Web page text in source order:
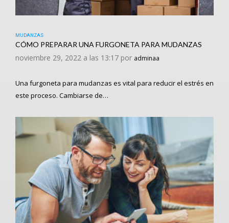
MUDANZAS
CÓMO PREPARAR UNA FURGONETA PARA MUDANZAS
noviembre 29, 2022 a las 13:17 por adminaa
Una furgoneta para mudanzas es vital para reducir el estrés en
este proceso. Cambiarse de…